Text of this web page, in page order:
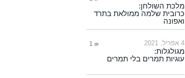
מלכת השולחן:
כרובית שלמה ממולאת בתרד
ואפונה
4 אפריל, 2021 1
מגולגלות:
עוגיות תמרים בלי תמרים